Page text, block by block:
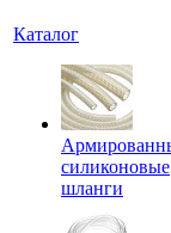
Каталог
силиконовые
шланги